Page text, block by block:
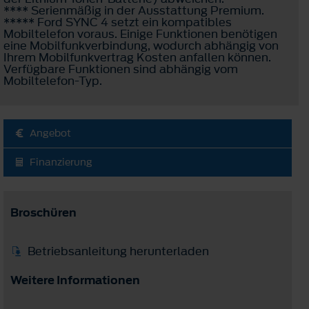
**** Serienmäßig in der Ausstattung Premium.
***** Ford SYNC 4 setzt ein kompatibles
Mobiltelefon voraus. Einige Funktionen benötigen
eine Mobilfunkverbindung, wodurch abhängig von
Ihrem Mobilfunkvertrag Kosten anfallen können.
Verfügbare Funktionen sind abhängig vom
Mobiltelefon-Typ.
Angebot
Finanzierung
Broschüren
Betriebsanleitung herunterladen
Weitere Informationen